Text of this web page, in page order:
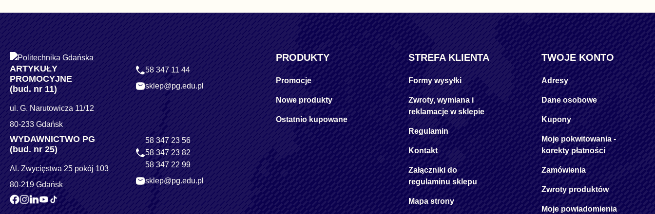
ARTYKUŁY
PROMOCYJNE
(bud. nr 11)
ul. G. Narutowicza 11/12
80-233 Gdańsk
58 347 11 44
sklep@pg.edu.pl
WYDAWNICTWO PG
(bud. nr 25)
Al. Zwycięstwa 25 pokój 103
80-219 Gdańsk
58 347 23 56
58 347 23 82
58 347 22 99
sklep@pg.edu.pl
PRODUKTY
Promocje
Nowe produkty
Ostatnio kupowane
STREFA KLIENTA
Formy wysyłki
Zwroty, wymiana i
reklamacje w sklepie
Regulamin
Kontakt
Załączniki do
regulaminu sklepu
Mapa strony
TWOJE KONTO
Adresy
Dane osobowe
Kupony
Moje pokwitowania -
korekty płatności
Zamówienia
Zwroty produktów
Moje powiadomienia